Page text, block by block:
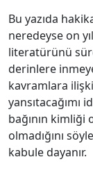
Bu yazıda
neredeyse on
literatürünü
derinlere
kavramlara
yansıtacağımı
bağının
olmadığını
kabule dayanır.